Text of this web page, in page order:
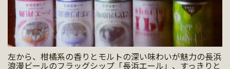
左から、柑橘系の香りとモルトの深い味わいが魅力の長浜
浪漫ビールのフラッグシップ「長浜エール」、すっきりと